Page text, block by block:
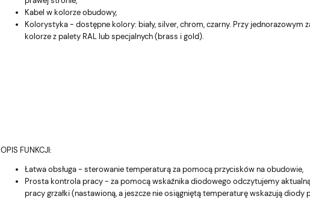
Kabel w kolorze obudowy,
Kolorystyka - dostępne kolory: biały, silver, chrom, czarny. Przy
kolorze z palety RAL lub specjalnych (brass i gold).
OPIS FUNKCJI:
Łatwa obsługa - sterowanie temperaturą za pomocą przycisków na obudowie,
Prosta kontrola pracy - za pomocą wskaźnika diodowego odczytujemy
pracy grzałki (nastawioną, a jeszcze nie osiągniętą temperaturę wskazują diody